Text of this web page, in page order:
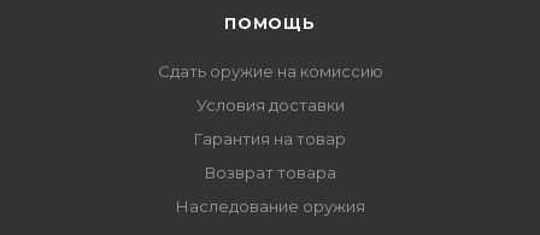
ПОМОЩЬ
Сдать оружие на комиссию
Условия доставки
Гарантия на товар
Возврат товара
Наследование оружия